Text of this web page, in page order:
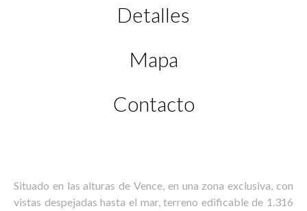
Detalles
Mapa
Contacto
Situado en las alturas de Vence, en una zona exclusiva, con
vistas despejadas hasta el mar, terreno edificable de 1.316